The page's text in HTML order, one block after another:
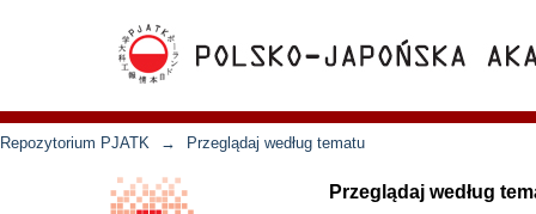
Repozytorium PJATK → Przeglądaj według tematu
Przeglądaj według